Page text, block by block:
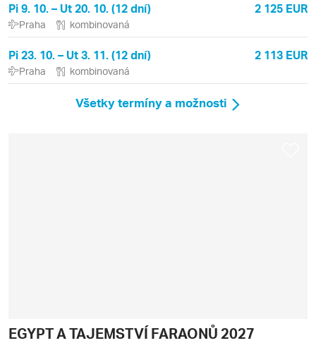
Pi 9. 10. – Ut 20. 10. (12 dní) 2 125 EUR
Praha kombinovaná
Pi 23. 10. – Ut 3. 11. (12 dní) 2 113 EUR
Praha kombinovaná
Všetky termíny a možnosti
EGYPT A TAJEMSTVÍ FARAONŮ 2027